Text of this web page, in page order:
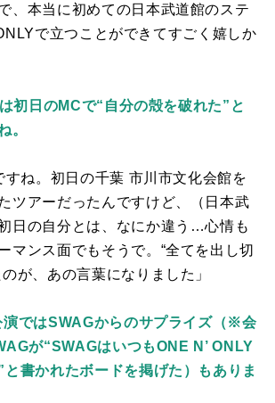
、本当に初めての日本武道館のステ
で立つことができてすごく嬉しか
初日のMCで“自分の殻を破れた”と
。
すね。初日の千葉 市川市文化会館を
ツアーだったんですけど、（日本武
日の自分とは、なにか違う…心情も
マンス面でもそうで。“全てを出し切
が、あの言葉になりました」
ではSWAGからのサプライズ（※会
が“SWAGはいつもONE N’ ONLY
書かれたボードを掲げた）もありま